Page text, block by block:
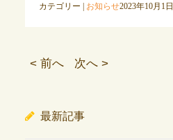
カテゴリー | お知らせ2023年10月1日
< 前へ 次へ >
最新記事